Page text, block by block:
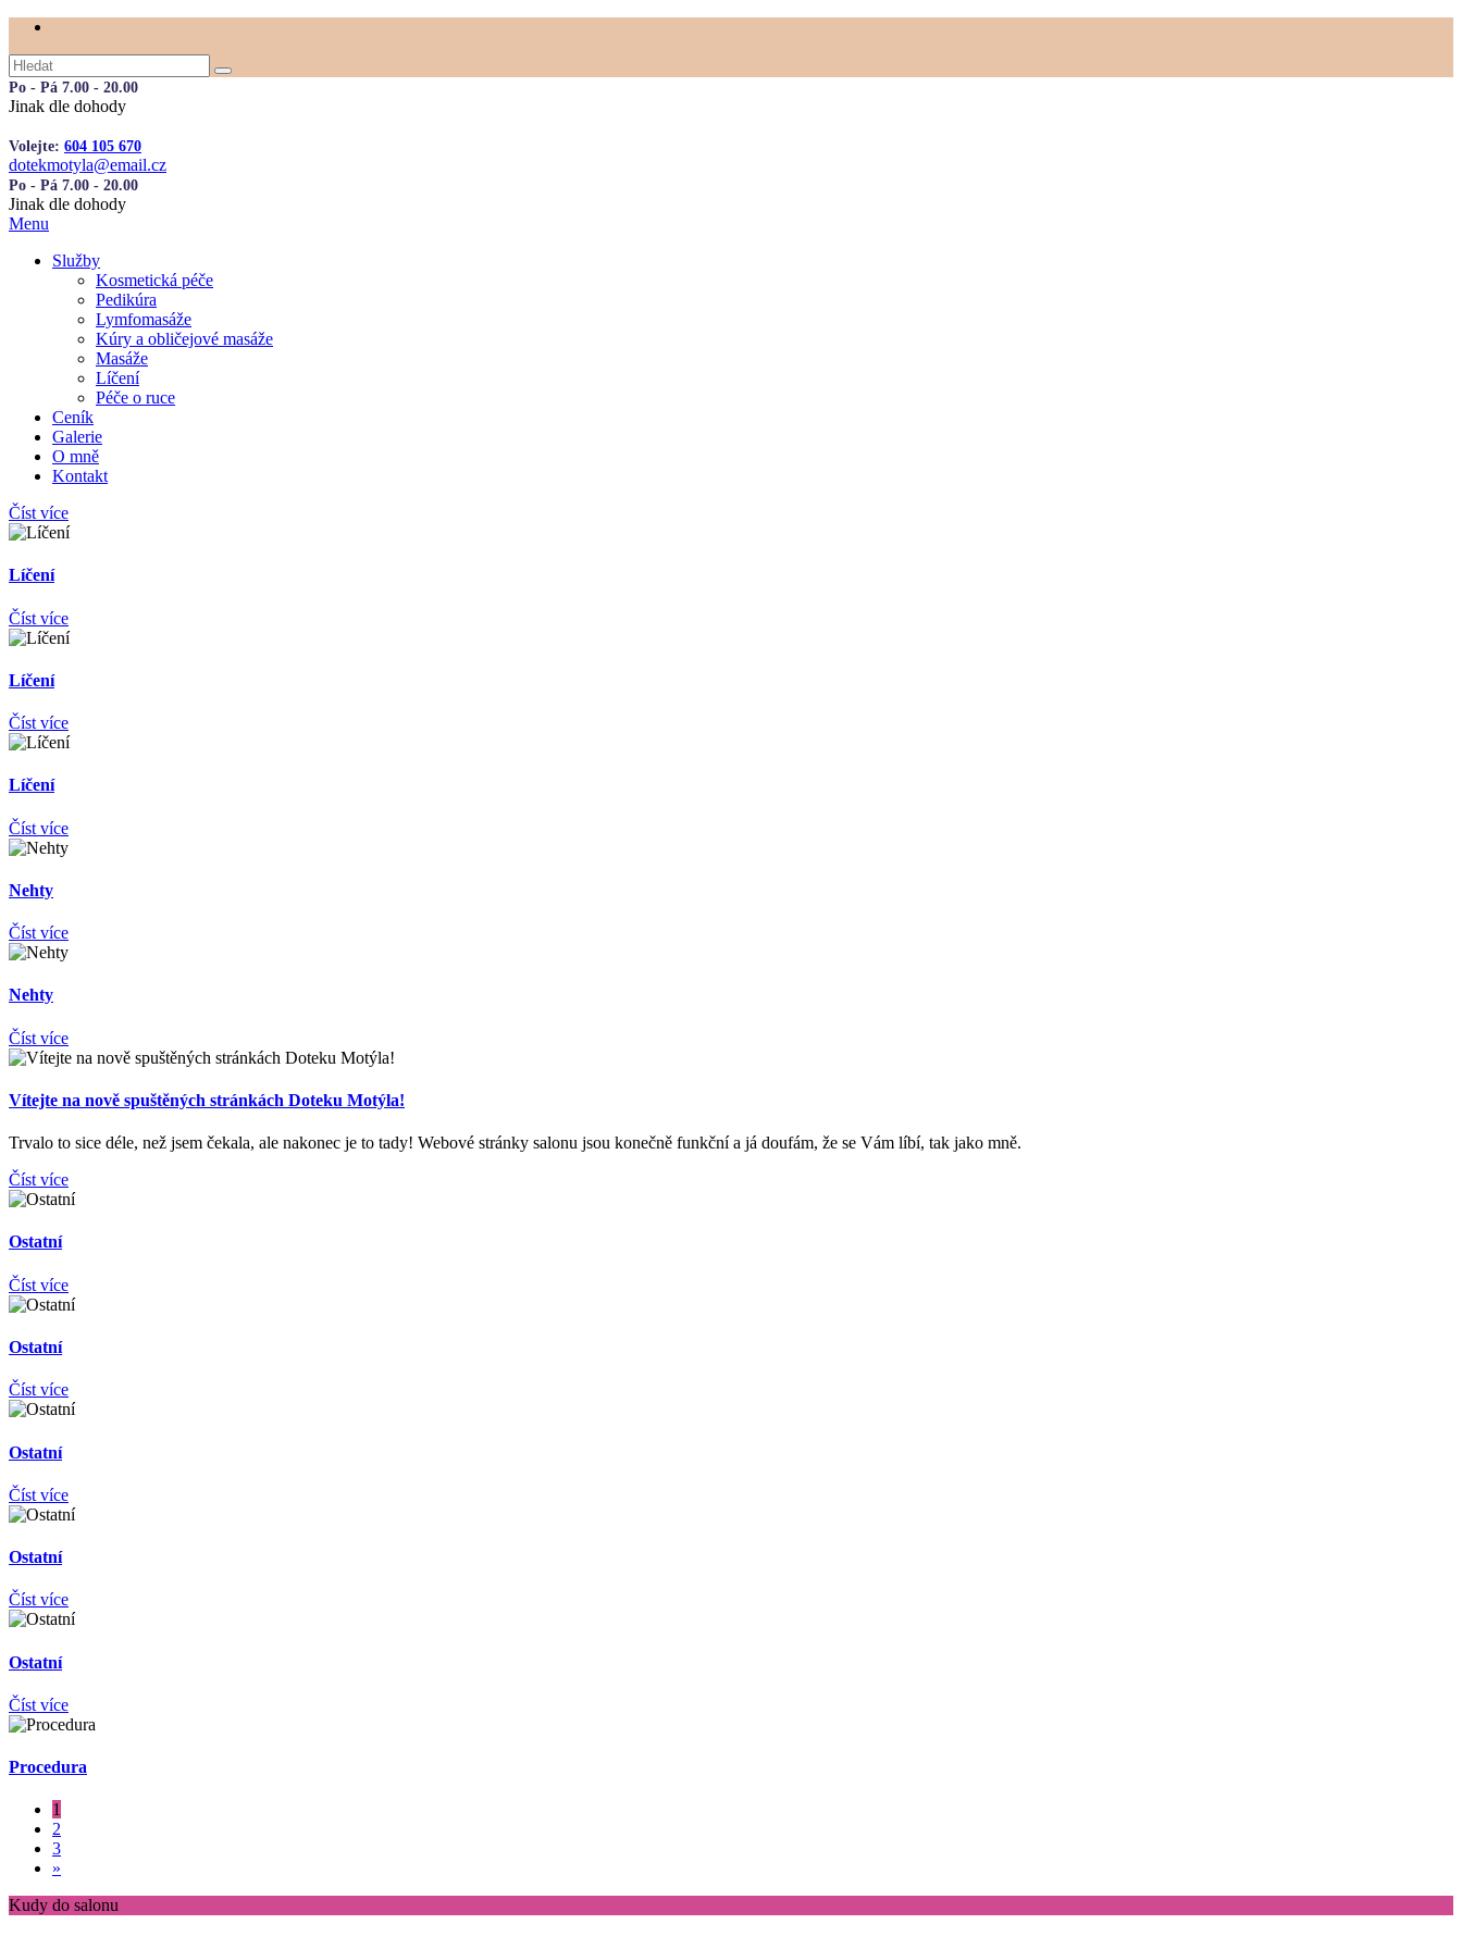
Po - Pá 7.00 - 20.00
Jinak dle dohody
Volejte: 604 105 670
dotekmotyla@email.cz
Po - Pá 7.00 - 20.00
Jinak dle dohody
Menu
Služby
Kosmetická péče
Pedikúra
Lymfomasáže
Kúry a obličejové masáže
Masáže
Líčení
Péče o ruce
Ceník
Galerie
O mně
Kontakt
Číst více
Líčení
Číst více
Líčení
Číst více
Líčení
Číst více
Nehty
Číst více
Nehty
Číst více
Vítejte na nově spuštěných stránkách Doteku Motýla!
Trvalo to sice déle, než jsem čekala, ale nakonec je to tady! Webové stránky salonu jsou konečně funkční a já doufám, že se Vám líbí, tak jako mně.
Číst více
Ostatní
Číst více
Ostatní
Číst více
Ostatní
Číst více
Ostatní
Číst více
Ostatní
Číst více
Procedura
1
2
3
»
Kudy do salonu